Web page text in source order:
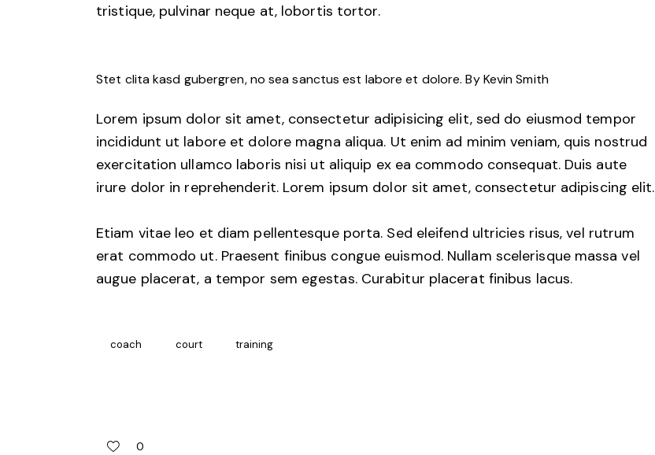
tristique, pulvinar neque at, lobortis tortor.
Stet clita kasd gubergren, no sea sanctus est labore et dolore. ByKevin Smith
Lorem ipsum dolor sit amet, consectetur adipisicing elit, sed do eiusmod tempor
incididunt ut labore et dolore magna aliqua. Ut enim ad minim veniam, quis nostrud
exercitation ullamco laboris nisi ut aliquip ex ea commodo consequat. Duis aute
irure dolor in reprehenderit. Lorem ipsum dolor sit amet, consectetur adipiscing elit.
Etiam vitae leo et diam pellentesque porta. Sed eleifend ultricies risus, vel rutrum
erat commodo ut. Praesent finibus congue euismod. Nullam scelerisque massa vel
augue placerat, a tempor sem egestas. Curabitur placerat finibus lacus.
coach court training
0